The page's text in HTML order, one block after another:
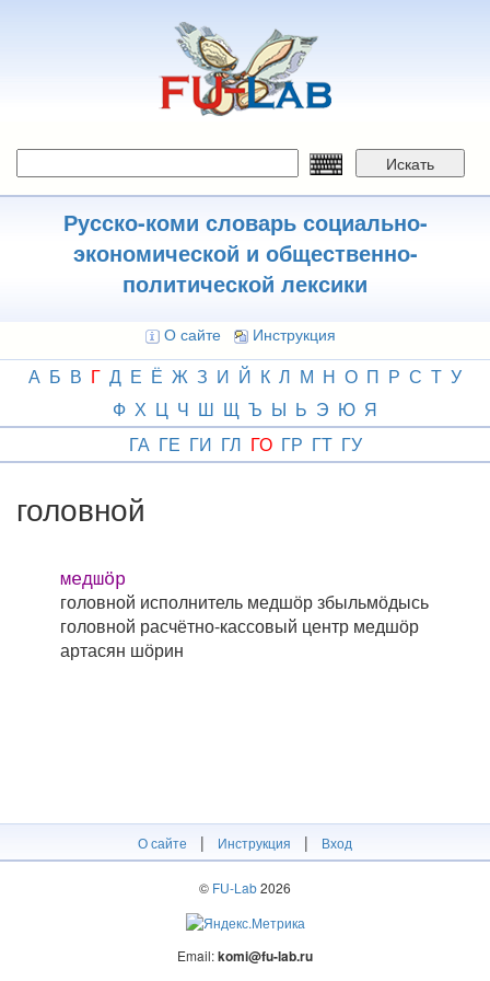
Искать
Русско-коми словарь социально-
экономической и общественно-
политической лексики
О сайте Инструкция
А Б В Г Д Е Ё Ж З И Й К Л М Н О П Р С Т У
Ф Х Ц Ч Ш Щ Ъ Ы Ь Э Ю Я
ГА ГЕ ГИ ГЛ ГО ГР ГТ ГУ
головной
медшӧр
головной исполнитель медшӧр збыльмӧдысь
головной расчётно-кассовый центр медшӧр
артасян шӧрин
О сайте | Инструкция | Вход
© FU-Lab2026
Email:komi@fu-lab.ru